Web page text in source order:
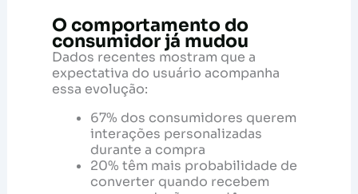
O comportamento do
consumidor já mudou
Dados recentes mostram que a
expectativa do usuário acompanha
essa evolução:
67% dos consumidores querem
interações personalizadas
durante a compra
20% têm mais probabilidade de
converter quando recebem